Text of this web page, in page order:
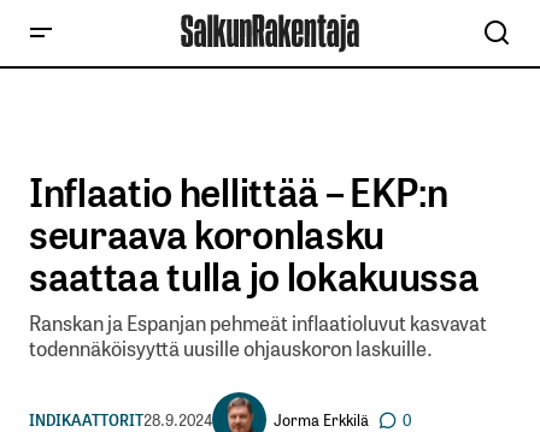
Inflaatio hellittää – EKP:n
seuraava koronlasku
saattaa tulla jo lokakuussa
Ranskan ja Espanjan pehmeät inflaatioluvut kasvavat
todennäköisyyttä uusille ohjauskoron laskuille.
INDIKAATTORIT28.9.2024 Jorma Erkkilä 0